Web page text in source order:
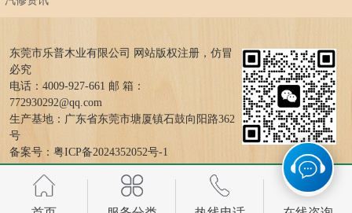
东莞市乐普木业有限公司 网站版权注册，仿冒
必究
电话：4009-927-661 邮 箱：
772930292@qq.com
生产基地：广东省东莞市塘厦镇石鼓向阳路362
号
备案号： 粤ICP备2024352052号-1